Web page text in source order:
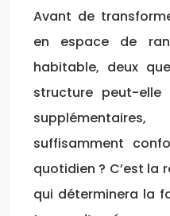
Avant de
en espace de
habitable, deux
structure peut-elle
suffisamment
quotidien ? C’est la
qui déterminera la